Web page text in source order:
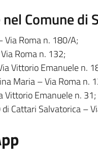
Comune di
Via Roma n. 180/A;
Roma n. 132;
Vittorio Emanuele n.
Maria – Via Roma n.
Vittorio Emanuele n. 31;
Cattari Salvatorica –